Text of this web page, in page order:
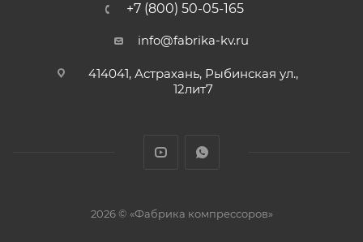
+7 (800) 50-05-165
info@fabrika-kv.ru
414041, Астрахань, Рыбинская ул.,
12лит7
2026 © «Фабрика компрессоров»